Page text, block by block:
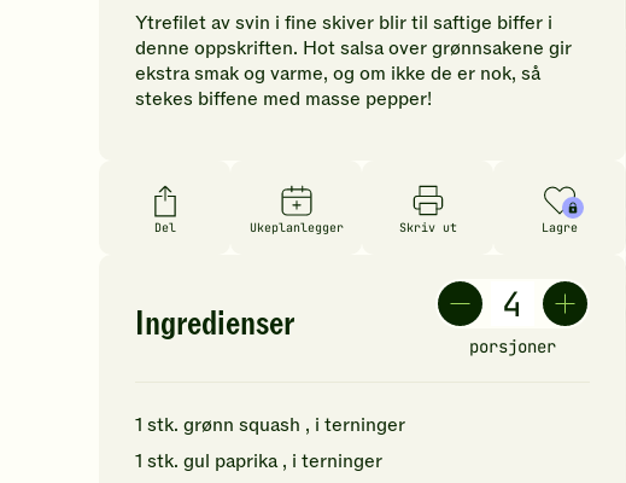
å
vurdere
denne
oppskriften.
Ytrefilet av svin i fine skiver blir til saftige biffer i
denne oppskriften. Hot salsa over grønnsakene gir
ekstra smak og varme, og om ikke de er nok, så
stekes biffene med masse pepper!
Del Ukeplanlegger Skriv ut Lagre
Ingredienser
porsjoner
1 stk. grønn squash , i terninger
1 stk. gul paprika , i terninger